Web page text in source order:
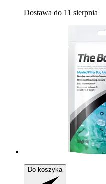
Dostawa do 11 sierpnia
Do koszyka